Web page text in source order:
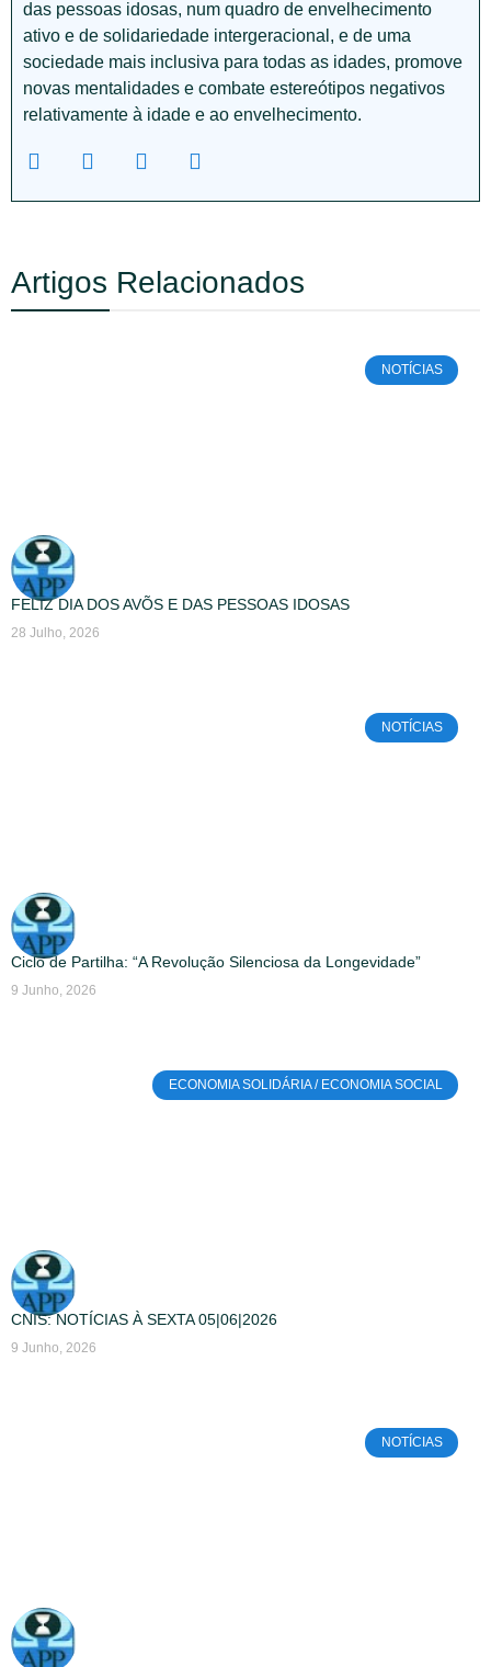
das pessoas idosas, num quadro de envelhecimento
ativo e de solidariedade intergeracional, e de uma
sociedade mais inclusiva para todas as idades, promove
novas mentalidades e combate estereótipos negativos
relativamente à idade e ao envelhecimento.
Artigos Relacionados
NOTÍCIAS
FELIZ DIA DOS AVÕS E DAS PESSOAS IDOSAS
28 Julho, 2026
NOTÍCIAS
Ciclo de Partilha: “A Revolução Silenciosa da Longevidade”
9 Junho, 2026
ECONOMIA SOLIDÁRIA / ECONOMIA SOCIAL
CNIS: NOTÍCIAS À SEXTA 05|06|2026
9 Junho, 2026
NOTÍCIAS